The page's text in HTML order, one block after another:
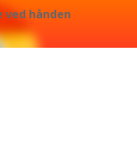
hånden